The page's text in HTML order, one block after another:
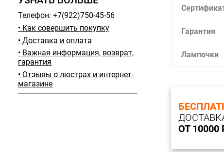
Телефон: +7(922)750-45-56
• Как совершить покупку
• Доставка и оплата
• Важная информация, возврат,
гарантия
• Отзывы о люстрах и интернет-
магазине
Гарантия
Лампочки
ОТ